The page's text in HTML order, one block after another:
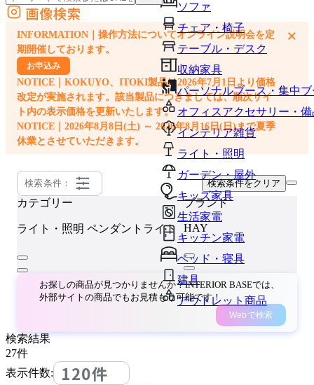
ソファ
チェア・椅子
テーブル・デスク
収納家具
パーソナルブース・集中
オフィスアクセサリー・備
インテリア雑貨
ライト・照明
ガーデン・屋外
キッズ家具
生活家電
キッチン家電
ベッド・寝具
建具
アウトレット商品
外部サイトの商品をカートに追加
他のサイトで見つけた商品ページのURLを貼り付けて、カートに追加できます
画像検索
INFORMATION｜操作方法についてオンライン説明会を定
期開催しております。
お申込み
NOTICE｜KOKUYO、ITOKI製品は2026年7月1日より価格
改定が実施されます。該当製品につきましては、順次サイ
ト内の表示価格を更新いたします。
NOTICE｜2026年8月8日(土) ～ 2026年8月16日(日)まで夏季
休業とさせていただきます。
×
検索条件： 検索条件をクリア
カテゴリー
ライト・照明 ペンダントライト
ブランド
HAY
お探しの商品が見つかりませんか？INTERIOR BASEでは、
外部サイトの商品でもお見積もり可能です！
Webで検索
検索結果
27件
表示件数:
120件